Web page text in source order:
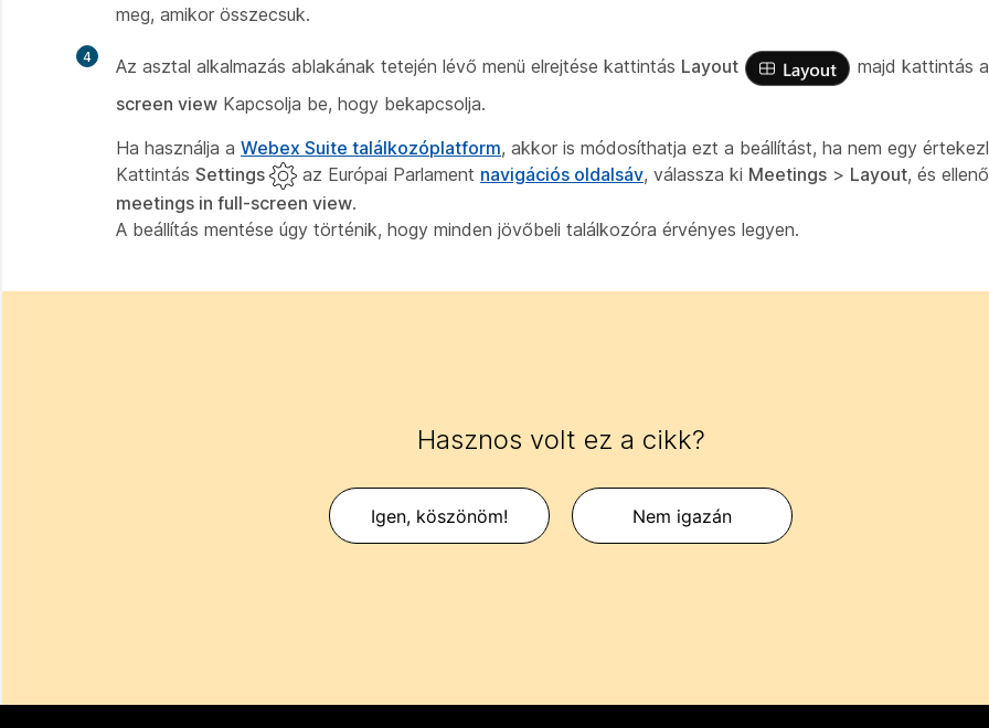
meg, amikor összecsuk.
4 Az asztal alkalmazás ablakának tetején lévő menü elrejtése kattintás Layout majd kattintás a
screen view Kapcsolja be, hogy bekapcsolja.
Ha használja a Webex Suite találkozóplatform, akkor is módosíthatja ezt a beállítást, ha nem egy
Kattintás Settings az Európai Parlament navigációs oldalsáv, válassza ki Meetings > Layout, és
meetings in full-screen view.
A beállítás mentése úgy történik, hogy minden jövőbeli találkozóra érvényes legyen.
Hasznos volt ez a cikk?
Igen, köszönöm! Nem igazán